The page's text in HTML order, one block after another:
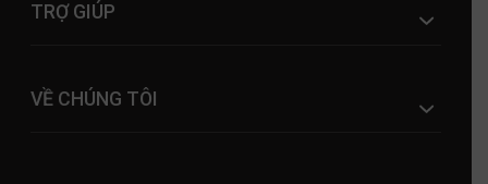
TRỢ GIÚP
VỀ CHÚNG TÔI